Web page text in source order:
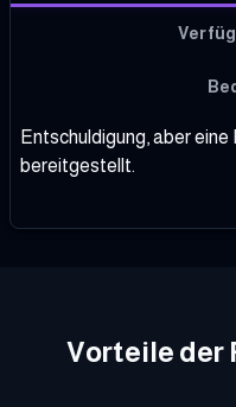
Entschuldigung, aber
bereitgestellt.
Vorteile der